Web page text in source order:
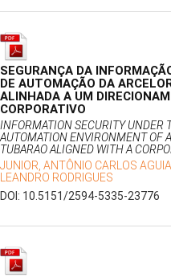
SEGURANÇA DA
DE AUTOMAÇÃO DA
ALINHADA A UM
CORPORATIVO
INFORMATION SECURITY UNDER
AUTOMATION ENVIRONMENT OF
TUBARAO ALIGNED WITH A
JUNIOR, ANTÔNIO CARLOS
LEANDRO RODRIGUES
DOI: 10.5151/2594-5335-23776